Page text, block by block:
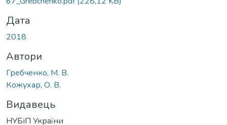
Дата
2018
Автори
Гребченко, М. В.
Кожухар, О. В.
Видавець
НУБіП України